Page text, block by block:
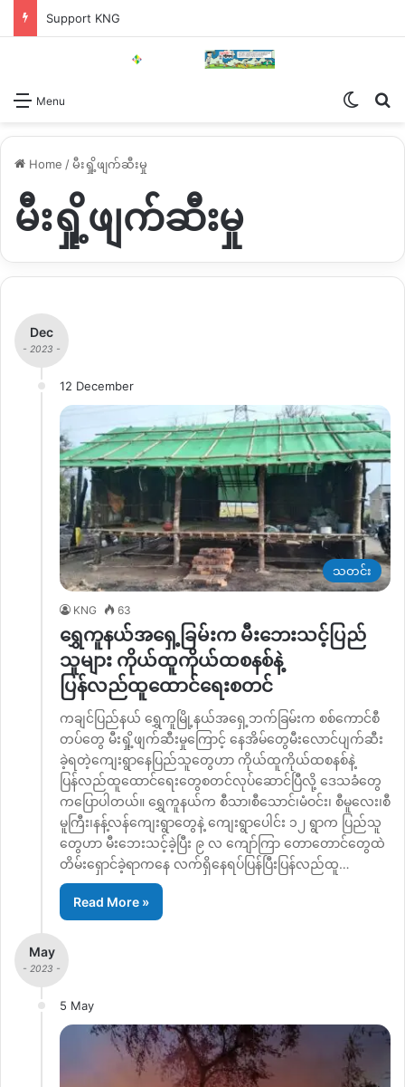
Support KNG
Menu
Home /မီးရှို့ဖျက်ဆီးမှု
မီးရှို့ဖျက်ဆီးမှု
Dec
- 2023 -
12 December
သတင်း
KNG 63
ရွှေကူနယ်အရှေ့ခြမ်းက မီးဘေးသင့်ပြည်
သူများ ကိုယ်ထူကိုယ်ထစနစ်နဲ့
ပြန်လည်ထူထောင်ရေးစတင်
ကချင်ပြည်နယ် ရွှေကူမြို့နယ်အရှေ့ဘက်ခြမ်းက စစ်ကောင်စီ
တပ်တွေ မီးရှို့ဖျက်ဆီးမှုကြောင့် နေအိမ်တွေမီးလောင်ပျက်ဆီး
ခဲ့ရတဲ့ကျေးရွာနေပြည်သူတွေဟာ ကိုယ်ထူကိုယ်ထစနစ်နဲ့
ပြန်လည်ထူထောင်ရေးတွေစတင်လုပ်ဆောင်ပြီလို့ ဒေသခံတွေ
ကပြောပါတယ်။ ရွှေကူနယ်က စီသာ၊စီသောင်၊မံဝင်း၊ စီမူလေး၊စီ
မူကြီး၊နန့်လန်ကျေးရွာတွေနဲ့ ကျေးရွာပေါင်း ၁၂ ရွာက ပြည်သူ
တွေဟာ မီးဘေးသင့်ခဲ့ပြီး ၉ လ ကျော်ကြာ တောတောင်တွေထဲ
တိမ်းရှောင်ခဲ့ရာကနေ လက်ရှိနေရပ်ပြန်ပြီးပြန်လည်ထူ…
Read More »
May
- 2023 -
5 May